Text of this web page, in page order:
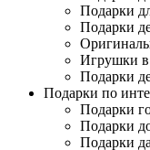
Подарки
Подарки
Игрушки в
Подарки
Подарки по
Подарки
Подарки
Подарки